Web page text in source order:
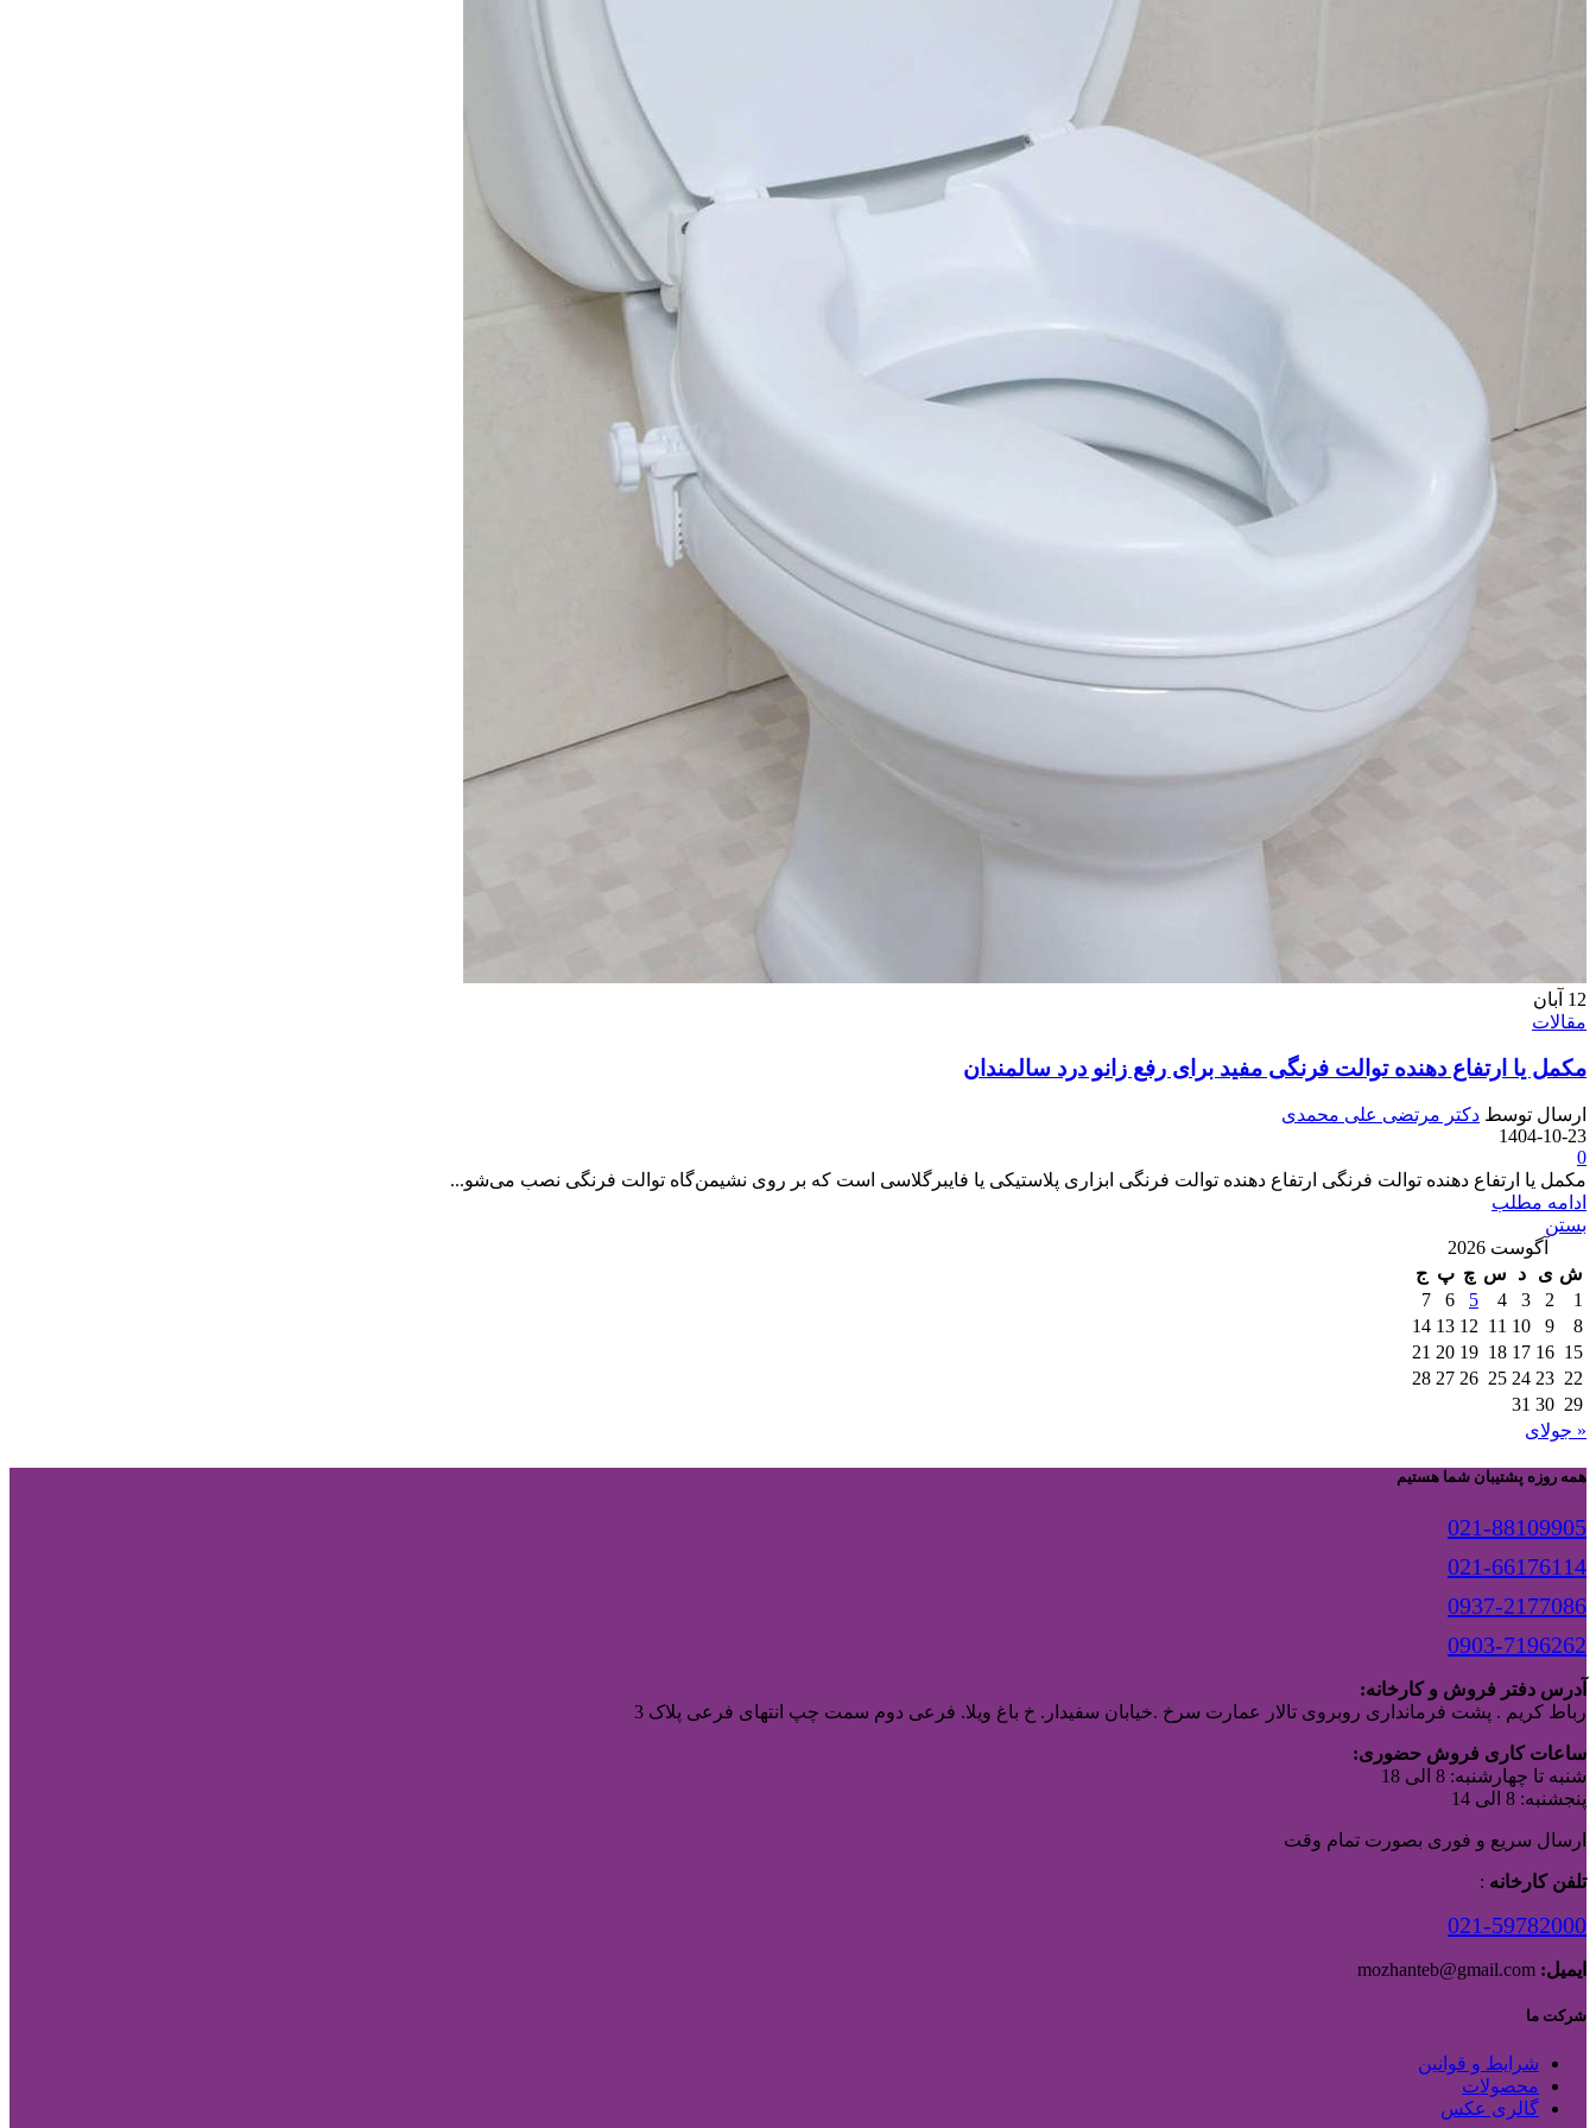
12 آبان
مقالات
مکمل یا ارتفاع دهنده توالت فرنگی مفید برای رفع زانو درد سالمندان
ارسال توسط دکتر مرتضی علی محمدی
1404-10-23
0
مکمل یا ارتفاع دهنده توالت فرنگی ارتفاع‌ دهنده توالت فرنگی ابزاری پلاستیکی یا فایبرگلاسی است که بر روی نشیمن‌گاه توالت فرنگی نصب می‌شو...
ادامه مطلب
بستن
آگوست 2026
ش ی د س چ پ ج
1
2
3
4
5
6
7
8
9
10
11
12
13
14
15
16
17
18
19
20
21
22
23
24
25
26
27
28
29
30
31
« جولای
همه روزه پشتیبان شما هستیم
021-88109905
021-66176114
0937-2177086
0903-7196262
آدرس دفتر فروش و کارخانه:
رباط کریم . پشت فرمانداری روبروی تالار عمارت سرخ .خیابان سفیدار. خ باغ ویلا. فرعی دوم سمت چپ انتهای فرعی پلاک 3
ساعات کاری فروش حضوری:
شنبه تا چهارشنبه: 8 الی 18
پنجشنبه: 8 الی 14
ارسال سریع و فوری بصورت تمام وقت
تلفن کارخانه :
021-59782000
ایمیل:
شرکت ما
شرایط و قوانین
محصولات
گالری عکس